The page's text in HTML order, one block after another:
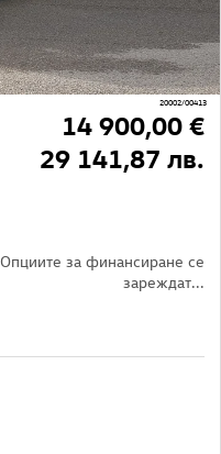
20002/00413
Опциите за финансиране се
зареждат...
14 900,00 €
29 141,87 лв.